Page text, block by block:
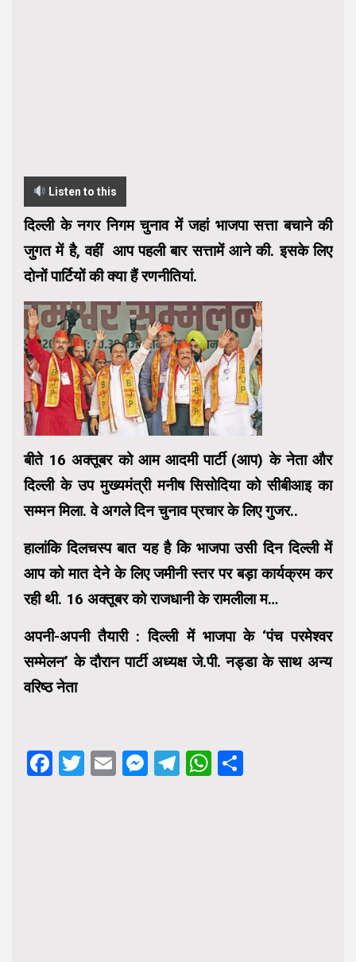
Listen to this
दिल्ली के नगर निगम चुनाव में जहां भाजपा सत्ता बचाने की
जुगत में है, वहीं आप पहली बार सत्तामें आने की. इसके लिए
दोनों पार्टियों की क्या हैं रणनीतियां.
बीते 16 अक्तूबर को आम आदमी पार्टी (आप) के नेता और
दिल्ली के उप मुख्यमंत्री मनीष सिसोदिया को सीबीआइ का
सम्मन मिला. वे अगले दिन चुनाव प्रचार के लिए गुजर..
हालांकि दिलचस्प बात यह है कि भाजपा उसी दिन दिल्ली में
आप को मात देने के लिए जमीनी स्तर पर बड़ा कार्यक्रम कर
रही थी. 16 अक्तूबर को राजधानी के रामलीला म…
अपनी-अपनी तैयारी : दिल्ली में भाजपा के ‘पंच परमेश्वर
सम्मेलन’ के दौरान पार्टी अध्यक्ष जे.पी. नड्डा के साथ अन्य
वरिष्ठ नेता
Facebook
Twitter
EmailMessenger
Telegram
WhatsApp